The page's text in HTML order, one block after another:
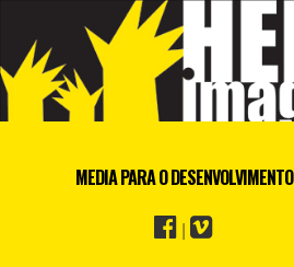
MEDIA PARA O DESENVOLVIMENTO